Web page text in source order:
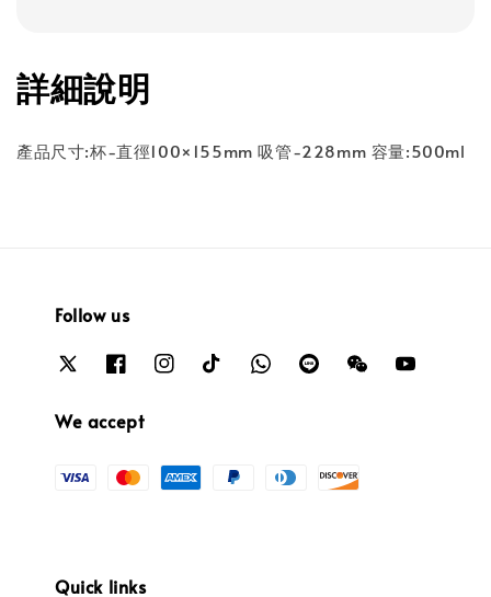
詳細說明
產品尺寸:杯-直徑100×155mm 吸管-228mm 容量:500ml
Follow us
We accept
Quick links